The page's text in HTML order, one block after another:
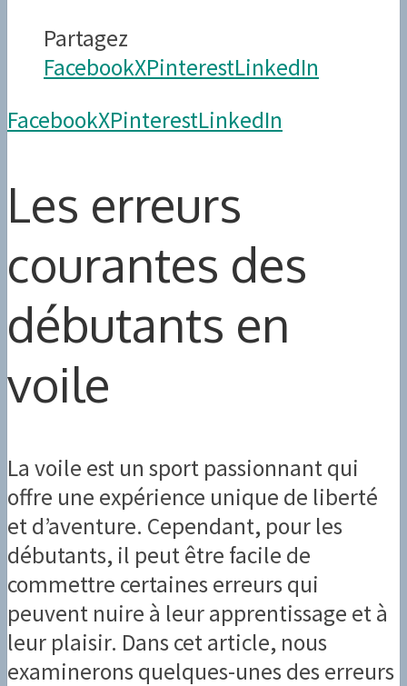
Partagez
FacebookXPinterestLinkedIn
FacebookXPinterestLinkedIn
Les erreurs
courantes des
débutants en
voile
La voile est un sport passionnant qui
offre une expérience unique de liberté
et d’aventure. Cependant, pour les
débutants, il peut être facile de
commettre certaines erreurs qui
peuvent nuire à leur apprentissage et à
leur plaisir. Dans cet article, nous
examinerons quelques-unes des erreurs